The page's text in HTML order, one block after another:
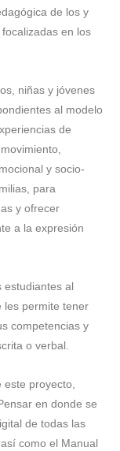
de los y
en los
niñas y jóvenes
al modelo
de
y socio-
para
y ofrecer
a la expresión
al
les permite tener
competencias y
o verbal.
este proyecto,
en donde se
de todas las
como el Manual